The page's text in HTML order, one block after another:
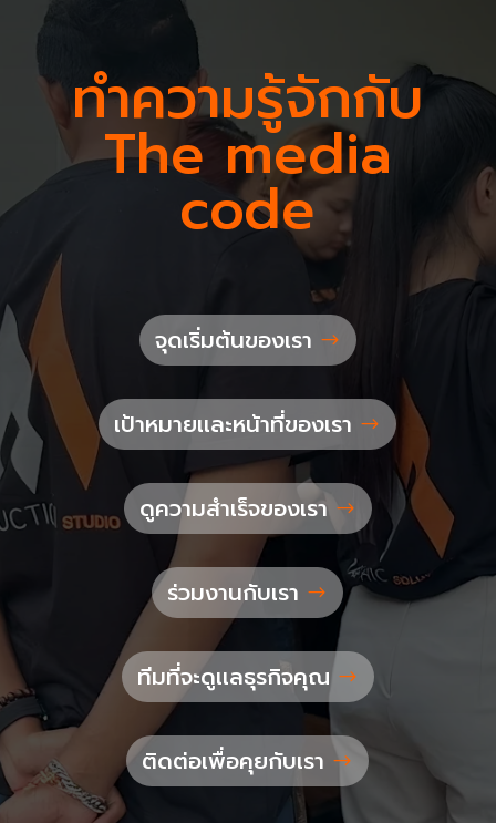
ทำความรู้จักกับ
The media
code
จุดเริ่มต้นของเรา
เป้าหมายเเละหน้าที่ของเรา
ดูความสำเร็จของเรา
ร่วมงานกับเรา
ทีมที่จะดูเเลธุรกิจคุณ
ติดต่อเพื่อคุยกับเรา